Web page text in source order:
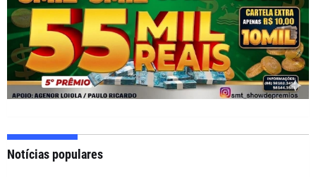
Notícias populares